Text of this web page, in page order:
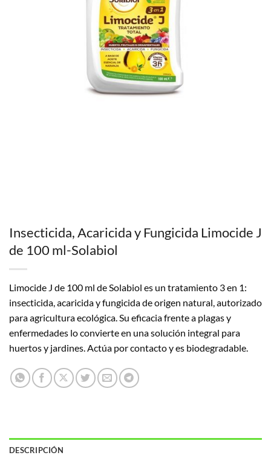
Insecticida, Acaricida y Fungicida Limocide J
de 100 ml-Solabiol
Limocide J de 100 ml de Solabiol es un tratamiento 3 en 1:
insecticida, acaricida y fungicida de origen natural, autorizado
para agricultura ecológica. Su eficacia frente a plagas y
enfermedades lo convierte en una solución integral para
huertos y jardines. Actúa por contacto y es biodegradable.
DESCRIPCIÓN